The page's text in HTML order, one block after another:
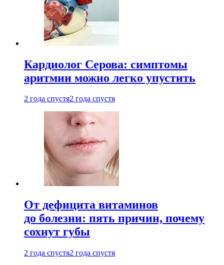
Кардиолог Серова: симптомы
аритмии можно легко упустить
2 года спустя2 года спустя
От дефицита витаминов
до болезни: пять причин, почему
сохнут губы
2 года спустя2 года спустя